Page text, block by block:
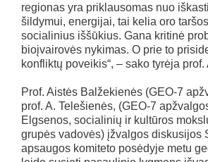
regionas yra priklausomas nuo
šildymui, energijai, tai kelia oro
socialinius iššūkius. Gana kritinė
bioįvairovės nykimas. O prie to
konfliktų poveikis“, – sako tyrėja
Prof. Aistės Balžekienės (GEO-7
prof. A. Telešienės, (GEO-7
Elgsenos, socialinių ir kultūros
grupės vadovės) įžvalgos diskusijos
apsaugos komiteto posėdyje metu